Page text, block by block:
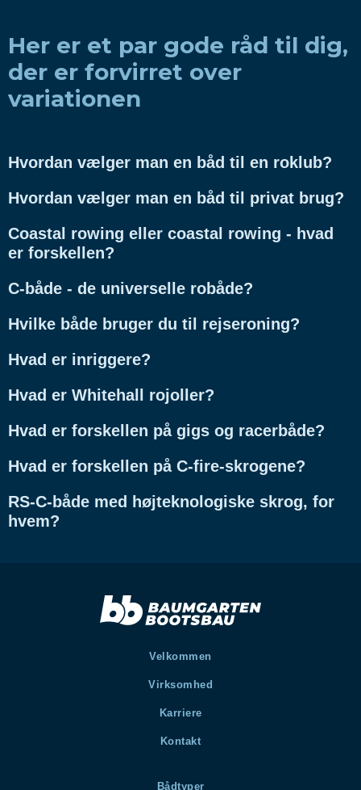
Her er et par gode råd til dig,
der er forvirret over
variationen
Hvordan vælger man en båd til en roklub?
Hvordan vælger man en båd til privat brug?
Coastal rowing eller coastal rowing - hvad
er forskellen?
C-både - de universelle robåde?
Hvilke både bruger du til rejseroning?
Hvad er inriggere?
Hvad er Whitehall rojoller?
Hvad er forskellen på gigs og racerbåde?
Hvad er forskellen på C-fire-skrogene?
RS-C-både med højteknologiske skrog, for
hvem?
Bådtyper
Velkommen
Virksomhed
Karriere
Kontakt